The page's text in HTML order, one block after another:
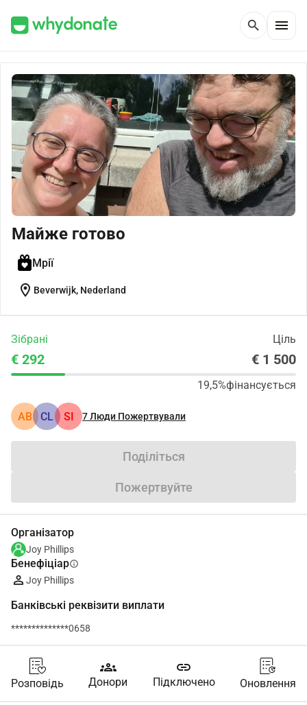
search menu
Майже готово
Мрії
location_on Beverwijk, Nederland
Зібрані Ціль
€ 292 € 1 500
19,5%фінансується
АВ CL SI 7Люди Пожертвували
Поділіться
Пожертвуйте
Організатор
Joy Phillips
Бенефіціарinfo
Joy Phillips
Банківські реквізити виплати
**************0658
Розповідь
groups
Донори
link
Підключено Оновлення